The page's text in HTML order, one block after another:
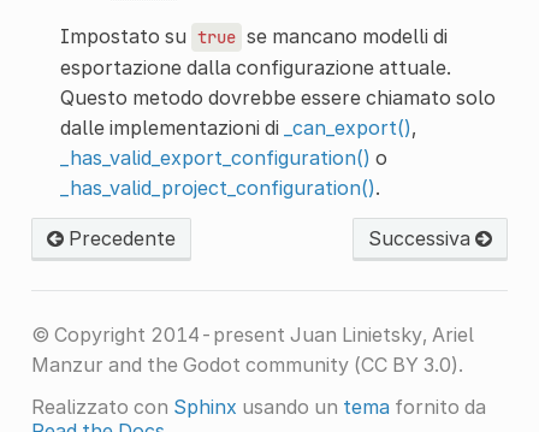
Impostato su true se mancano modelli di
esportazione dalla configurazione attuale.
Questo metodo dovrebbe essere chiamato solo
dalle implementazioni di _can_export(),
_has_valid_export_configuration() o
_has_valid_project_configuration().
Precedente Successiva
© Copyright 2014-present Juan Linietsky, Ariel
Manzur and the Godot community (CC BY 3.0).
Realizzato con Sphinx usando un temafornito da